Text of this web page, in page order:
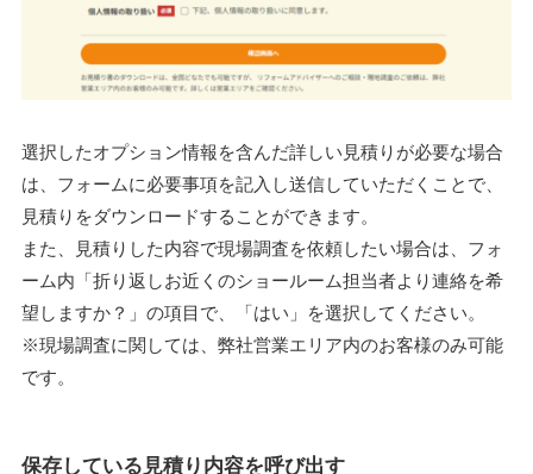
選択したオプション情報を含んだ詳しい見積りが必要な場合
は、フォームに必要事項を記入し送信していただくことで、
見積りをダウンロードすることができます。
また、見積りした内容で現場調査を依頼したい場合は、フォ
ーム内「折り返しお近くのショールーム担当者より連絡を希
望しますか？」の項目で、「はい」を選択してください。
※現場調査に関しては、弊社営業エリア内のお客様のみ可能
です。
保存している見積り内容を呼び出す